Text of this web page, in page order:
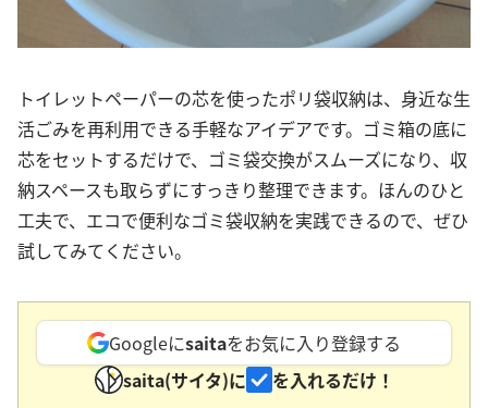
トイレットペーパーの芯を使ったポリ袋収納は、身近な生
活ごみを再利用できる手軽なアイデアです。ゴミ箱の底に
芯をセットするだけで、ゴミ袋交換がスムーズになり、収
納スペースも取らずにすっきり整理できます。ほんのひと
工夫で、エコで便利なゴミ袋収納を実践できるので、ぜひ
試してみてください。
Googleにsaitaをお気に入り登録する
saita(サイタ)に
を入れるだけ！